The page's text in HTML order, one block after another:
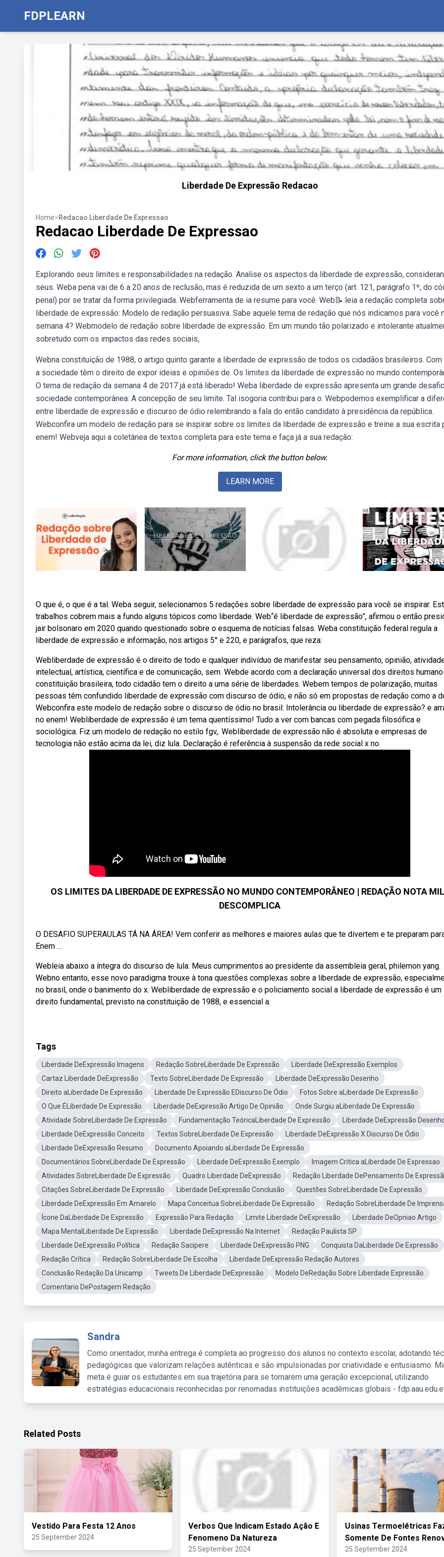
FDPLEARN
Liberdade De Expressão Redacao
Home>Redacao Liberdade De Expressao
Redacao Liberdade De Expressao
Explorando seus limites e responsabilidades na redação. Analise os aspectos da liberdade de expressão,
seus. Weba pena vai de 6 a 20 anos de reclusão, mas é reduzida de um sexto a um terço (art. 121, parágrafo 1º, do
penal) por se tratar da forma privilegiada. Webferramenta de ia resume para você. Web📝 leia a redação completa
liberdade de expressão: Modelo de redação persuasiva. Sabe aquele tema de redação que nós indicamos para você
semana 4? Webmodelo de redação sobre liberdade de expressão. Em um mundo tão polarizado e intolerante
sobretudo com os impactos das redes sociais,.
Webna constituição de 1988, o artigo quinto garante a liberdade de expressão de todos os cidadãos brasileiros.
a sociedade têm o direito de expor ideias e opiniões de. Os limites da liberdade de expressão no mundo
O tema de redação da semana 4 de 2017 já está liberado! Weba liberdade de expressão apresenta um grande
sociedade contemporânea: A concepção de seu limite. Tal isogoria contribui para o. Webpodemos exemplificar a
entre liberdade de expressão e discurso de ódio relembrando a fala do então candidato à presidência da república.
Webconfira um modelo de redação para se inspirar sobre os limites da liberdade de expressão e treine a sua escrita
enem! Webveja aqui a coletânea de textos completa para este tema e faça já a sua redação:
For more information, click the button below.
LEARN MORE
O que é, o que é a tal. Weba seguir, selecionamos 5 redações sobre liberdade de expressão para você se inspirar.
trabalhos cobrem mais a fundo alguns tópicos como liberdade. Web“é liberdade de expressão”, afirmou o então
jair bolsonaro em 2020 quando questionado sobre o esquema de notícias falsas. Weba constituição federal regula a
liberdade de expressão e informação, nos artigos 5° e 220, e parágrafos, que reza:
Webliberdade de expressão é o direito de todo e qualquer indivíduo de manifestar seu pensamento, opinião,
intelectual, artística, científica e de comunicação, sem. Webde acordo com a declaração universal dos direitos
constituição brasileira, todo cidadão tem o direito a uma série de liberdades. Webem tempos de polarização, muitas
pessoas têm confundido liberdade de expressão com discurso de ódio, e não só em propostas de redação como a
Webconfira este modelo de redação sobre o discurso de ódio no brasil: Intolerância ou liberdade de expressão? e
no enem! Webliberdade de expressão é um tema quentíssimo! Tudo a ver com bancas com pegada filosófica e
sociológica. Fiz um modelo de redação no estilo fgv,. Webliberdade de expressão não é absoluta e empresas de
tecnologia não estão acima da lei, diz lula. Declaração é referência à suspensão da rede social x no.
OS LIMITES DA LIBERDADE DE EXPRESSÃO NO MUNDO CONTEMPORÂNEO | REDAÇÃO NOTA
DESCOMPLICA
O DESAFIO SUPERAULAS TÁ NA ÁREA! Vem conferir as melhores e maiores aulas que te divertem e te preparam
Enem ...
Webleia abaixo a íntegra do discurso de lula: Meus cumprimentos ao presidente da assembleia geral, philemon yang.
Webno entanto, esse novo paradigma trouxe à tona questões complexas sobre a liberdade de expressão,
no brasil, onde o banimento do x. Webliberdade de expressão e o policiamento social a liberdade de expressão é um
direito fundamental, previsto na constituição de 1988, e essencial a.
Tags
Liberdade DeExpressão Imagens Redação SobreLiberdade De Expressão
Liberdade DeExpressão Exemplos
Cartaz Liberdade DeExpressão
Texto SobreLiberdade De Expressão
Liberdade DeExpressão Desenho
Direito aLiberdade De Expressão
Liberdade De Expressão EDiscurso De Ódio
Fotos Sobre aLiberdade De Expressão
O Que ÉLiberdade De Expressão
Liberdade DeExpressão Artigo De Opinião
Onde Surgiu aLiberdade De Expressão
Atividade SobreLiberdade De Expressão
Fundamentação TeóricaLiberdade De Expressão
Liberdade DeExpressão
Liberdade DeExpressão Conceito
Textos SobreLiberdade De Expressão
Liberdade DeExpressão X Discurso De Ódio
Liberdade DeExpressão Resumo
Documento Apoiando aLiberdade De Expressão
Documentários SobreLiberdade De Expressão
Liberdade DeExpressão Exemplo
Imagem Critica aLiberdade De Expressao
Atividades SobreLiberdade De Expressão
Quadro Liberdade DeExpressão
Redação Liberdade DePensamento De
Citações SobreLiberdade De Expressão
Liberdade DeExpressão Conclusão
Questões SobreLiberdade De Expressão
Liberdade DeExpressão Em Amarelo
Mapa Conceitua SobreLiberdade De Expressão
Redação SobreLiberdade De
Ícone DaLiberdade De Expressão
Expressão Para Redação Limite Liberdade DeExpressão
Liberdade DeOpniao Artigo
Mapa MentalLiberdade De Expressão
Liberdade DeExpressão Na Internet
Redação Paulista SP
Liberdade DeExpressão Política
Redação Sacipere Liberdade DeExpressão PNG
Conquista DaLiberdade De Expressão
Redação Crítica
Redação SobreLiberdade De Escolha
Liberdade DeExpressão Redação Autores
Conclusão Redação Da Unicamp
Tweets De Liberdade DeExpressão
Modelo DeRedação Sobre Liberdade Expressão
Comentario DePostagem Redação
Sandra
Como orientador, minha entrega é completa ao progresso dos alunos no contexto escolar, adotando
pedagógicas que valorizam relações autênticas e são impulsionadas por criatividade e entusiasmo.
meta é guiar os estudantes em sua trajetória para se tornarem uma geração excepcional, utilizando
estratégias educacionais reconhecidas por renomadas instituições acadêmicas globais -
Related Posts
Vestido Para Festa 12 Anos
25 September 2024
Verbos Que Indicam Estado Ação E
Fenomeno Da Natureza
25 September 2024
Usinas Termoelétricas
Somente De Fontes
25 September 2024